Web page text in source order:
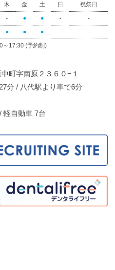
木 金 土 日
祝祭日
- ● ● -
-
● ● ● -
-
～17:30 (予約制)
町字南原２３６０−１
分 / 八代駅より車で6分
軽自動車 7台